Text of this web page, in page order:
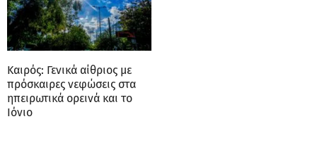
Καιρός: Γενικά αίθριος με
πρόσκαιρες νεφώσεις στα
ηπειρωτικά ορεινά και το
Ιόνιο